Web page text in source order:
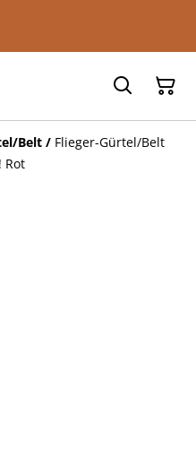
Belt / Flieger-Gürtel/Belt
Rot